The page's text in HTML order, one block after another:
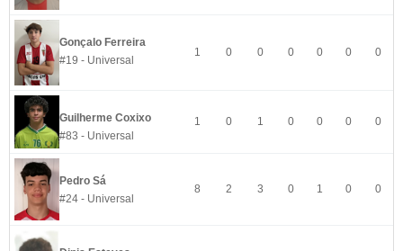
Gonçalo Ferreira
#19 - Universal
1 0 0 0 0 0 0
Guilherme Coxixo
#83 - Universal
1 0 1 0 0 0 0
Pedro Sá
#24 - Universal
8 2 3 0 1 0 0